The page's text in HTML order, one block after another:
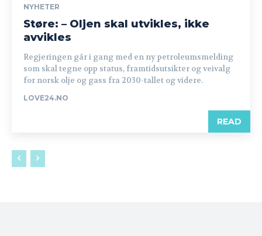
NYHETER
Støre: – Oljen skal utvikles, ikke
avvikles
Regjeringen går i gang med en ny petroleumsmelding
som skal tegne opp status, framtidsutsikter og veivalg
for norsk olje og gass fra 2030-tallet og videre.
LOVE24.NO
READ